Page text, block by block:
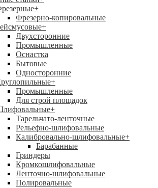
+
Фрезерно-копировальные
+
Двухсторонние
Промышленные
Оснастка
Бытовые
Односторонние
+
Промышленные
Для строй площадок
+
Тарельчато-ленточные
Рельефно-шлифовальные
Калибровально-шлифовальные+
Барабанные
Гриндеры
Кромкошлифовальные
Ленточно-шлифовальные
Полировальные